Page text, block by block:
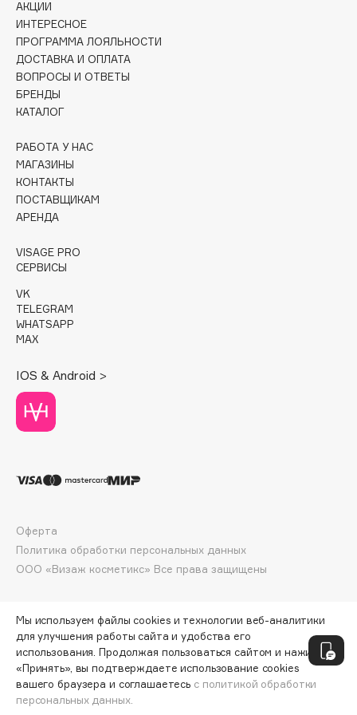
Collagenina
Consly
CosRX
Cottolina
Crescina
Cunzite
Curaprox
D
d'Alba
DARLING*
Darphin
Davines
Dessange
Dior
Divage
Dolomit
DP Daily Perfection
Dr. Vranjes Firenze
Dr.Althea
Dr.Jart+
DSD de Luxe
Dyson
СООБЩИТЬ О ПОСТУПЛЕНИИ
АКЦИИ
ИНТЕРЕСНОЕ
ПРОГРАММА ЛОЯЛЬНОСТИ
ДОСТАВКА И ОПЛАТА
ВОПРОСЫ И ОТВЕТЫ
БРЕНДЫ
КАТАЛОГ
РАБОТА У НАС
МАГАЗИНЫ
КОНТАКТЫ
ПОСТАВЩИКАМ
АРЕНДА
VISAGE PRO
СЕРВИСЫ
VK
TELEGRAM
WHATSAPP
MAX
IOS & Android >
ООО «Визаж косметикс» Все права защищены
Оферта
Политика обработки персональных данных
Мы используем файлы cookies и технологии веб-аналитики
для улучшения работы сайта и удобства его
использования. Продолжая пользоваться сайтом и нажимая
«Принять», вы подтверждаете использование cookies
вашего браузера и соглашаетесь с политикой обработки
персональных данных.